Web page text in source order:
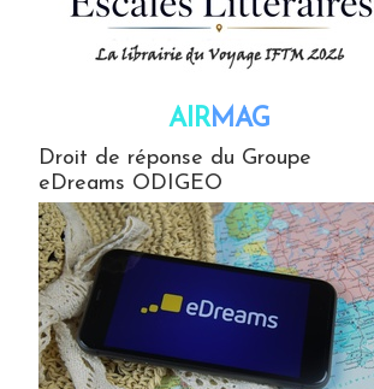
AIRMAG
Droit de réponse du Groupe
eDreams ODIGEO